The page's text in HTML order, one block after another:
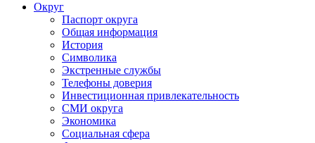
Округ
Паспорт округа
Общая информация
История
Символика
Экстренные службы
Телефоны доверия
Инвестиционная привлекательность
СМИ округа
Экономика
Социальная сфера